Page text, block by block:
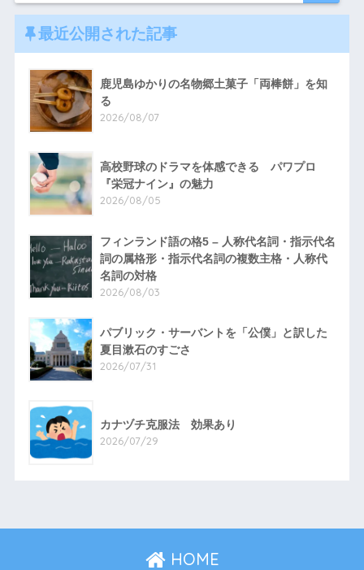
最近公開された記事
鹿児島ゆかりの名物郷土菓子「両棒餅」を知
る
2026/08/07
高校野球のドラマを体感できる パワプロ
『栄冠ナイン』の魅力
2026/08/05
フィンランド語の格5 – 人称代名詞・指示代名
詞の属格形・指示代名詞の複数主格・人称代
名詞の対格
2026/08/03
パブリック・サーバントを「公僕」と訳した
夏目漱石のすごさ
2026/07/31
カナヅチ克服法 効果あり
2026/07/29
HOME